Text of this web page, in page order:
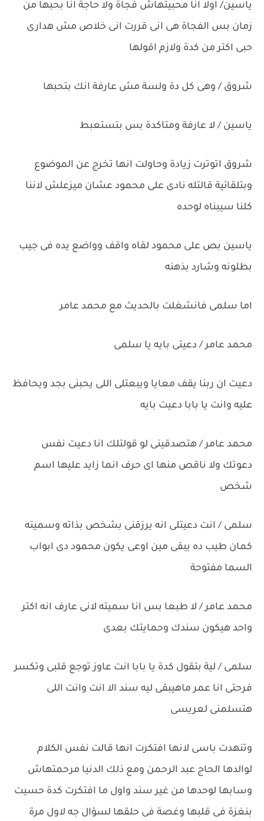
ياسين/ اولا انا محبيتهاش فجاة ولا حاجة انا بحبها من
زمان بس الفجاة هى انى قررت انى خلاص مش هدارى
حبى اكتر من كدة ولازم اقولها
شروق / وهى كل دة ولسة مش عارفة انك بتحبها
ياسين / لا عارفة ومتاكدة بس بتستعبط
شروق اتوترت زيادة وحاولت انها تخرج عن الموضوع
وبتلقائية قالتله نادى على محمود عشان ميزعلش لاننا
كلنا سيبناه لوحده
ياسين بص على محمود لقاه واقف وواضع يده فى جيب
بطلونه وشارد بذهنه
اما سلمى فانشغلت بالحديث مع محمد عامر
محمد عامر / دعيتى بايه يا سلمى
دعيت ان ربنا يقف معايا ويبعتلى اللى يحبنى بجد ويحافظ
عليه وانت يا بابا دعيت بايه
محمد عامر / هتصدقينى لو قولتلك انا دعيت نفس
دعوتك ولا ناقص منها اى حرف انما زايد عليها اسم
شخص
سلمى / انت دعيتلى انه يرزقنى بشخص بذاته وسميته
كمان طيب ده يبقى مين اوعى يكون محمود دى ابواب
السما مفتوحة
محمد عامر / لا طبعا بس انا سميته لانى عارف انه اكتر
واحد هيكون سندك وحمايتك بعدى
سلمى / لية بتقول كدة يا بابا انت عاوز توجع قلبى وتكسر
فرحتى انا عمر ماهيبقى ليه سند الا انت وانت اللى
هتسلمنى لعريسى
وتنهدت باسى لانها افتكرت انها قالت نفس الكلام
لوالدها الحاج عبد الرحمن ومع ذلك الدنيا مرحمتهاش
وسابها لوحدها من غير سند واول ما افتكرت كدة حسيت
بنغزة فى قلبها وغصة فى حلقها لسؤال جه لاول مرة